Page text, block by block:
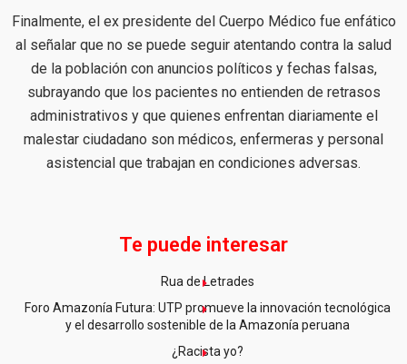
Finalmente, el ex presidente del Cuerpo Médico fue enfático
al señalar que no se puede seguir atentando contra la salud
de la población con anuncios políticos y fechas falsas,
subrayando que los pacientes no entienden de retrasos
administrativos y que quienes enfrentan diariamente el
malestar ciudadano son médicos, enfermeras y personal
asistencial que trabajan en condiciones adversas.
Te puede interesar
Rua de Letrades
Foro Amazonía Futura: UTP promueve la innovación tecnológica
y el desarrollo sostenible de la Amazonía peruana
¿Racista yo?